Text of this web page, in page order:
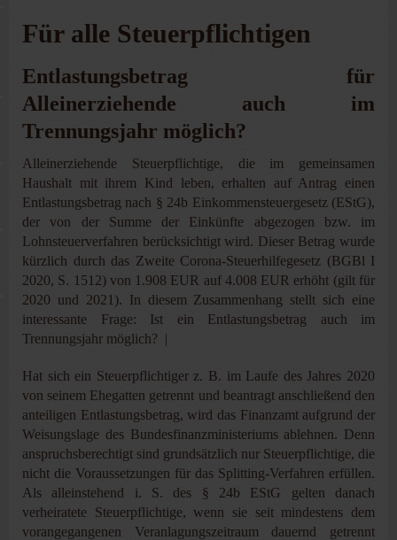
Für alle Steuerpflichtigen
Entlastungsbetrag für
Alleinerziehende auch im
Trennungsjahr möglich?
Alleinerziehende Steuerpflichtige, die im gemeinsamen
Haushalt mit ihrem Kind leben, erhalten auf Antrag einen
Entlastungsbetrag nach § 24b Einkommensteuergesetz (EStG),
der von der Summe der Einkünfte abgezogen bzw. im
Lohnsteuerverfahren berücksichtigt wird. Dieser Betrag wurde
kürzlich durch das Zweite Corona-Steuerhilfegesetz (BGBl I
2020, S. 1512) von 1.908 EUR auf 4.008 EUR erhöht (gilt für
2020 und 2021). In diesem Zusammenhang stellt sich eine
interessante Frage: Ist ein Entlastungsbetrag auch im
Trennungsjahr möglich? |
Hat sich ein Steuerpflichtiger z. B. im Laufe des Jahres 2020
von seinem Ehegatten getrennt und beantragt anschließend den
anteiligen Entlastungsbetrag, wird das Finanzamt aufgrund der
Weisungslage des Bundesfinanzministeriums ablehnen. Denn
anspruchsberechtigt sind grundsätzlich nur Steuerpflichtige, die
nicht die Voraussetzungen für das Splitting-Verfahren erfüllen.
Als alleinstehend i. S. des § 24b EStG gelten danach
verheiratete Steuerpflichtige, wenn sie seit mindestens dem
vorangegangenen Veranlagungszeitraum dauernd getrennt